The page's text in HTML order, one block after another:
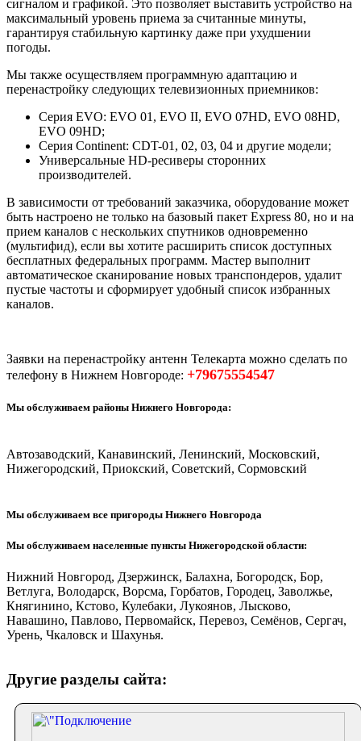
сигналом и графикой. Это позволяет выставить устройство на
максимальный уровень приема за считанные минуты,
гарантируя стабильную картинку даже при ухудшении
погоды.
Мы также осуществляем программную адаптацию и
перенастройку следующих телевизионных приемников:
Серия EVO: EVO 01, EVO II, EVO 07HD, EVO 08HD,
EVO 09HD;
Серия Continent: CDT-01, 02, 03, 04 и другие модели;
Универсальные HD-ресиверы сторонних
производителей.
В зависимости от требований заказчика, оборудование может
быть настроено не только на базовый пакет Express 80, но и на
прием каналов с нескольких спутников одновременно
(мультифид), если вы хотите расширить список доступных
бесплатных федеральных программ. Мастер выполнит
автоматическое сканирование новых транспондеров, удалит
пустые частоты и сформирует удобный список избранных
каналов.
Заявки на перенастройку антенн Телекарта можно сделать по
телефону в Нижнем Новгороде: +79675554547
Мы обслуживаем районы Нижнего Новгорода:
Автозаводский, Канавинский, Ленинский, Московский,
Нижегородский, Приокский, Советский, Сормовский
Мы обслуживаем все пригороды Нижнего Новгорода
Мы обслуживаем населенные пункты Нижегородской области:
Нижний Новгород, Дзержинск, Балахна, Богородск, Бор,
Ветлуга, Володарск, Ворсма, Горбатов, Городец, Заволжье,
Княгинино, Кстово, Кулебаки, Лукоянов, Лысково,
Навашино, Павлово, Первомайск, Перевоз, Семёнов, Сергач,
Урень, Чкаловск и Шахунья.
Другие разделы сайта: